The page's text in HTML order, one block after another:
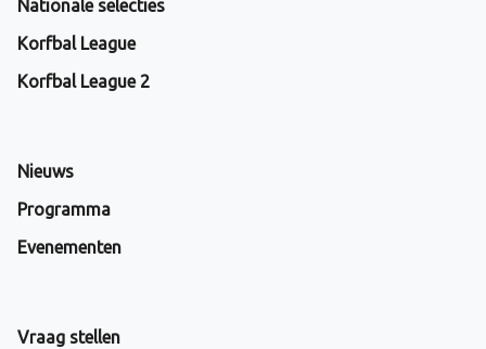
Nationale selecties
Korfbal League
Korfbal League 2
Nieuws
Programma
Evenementen
Vraag stellen